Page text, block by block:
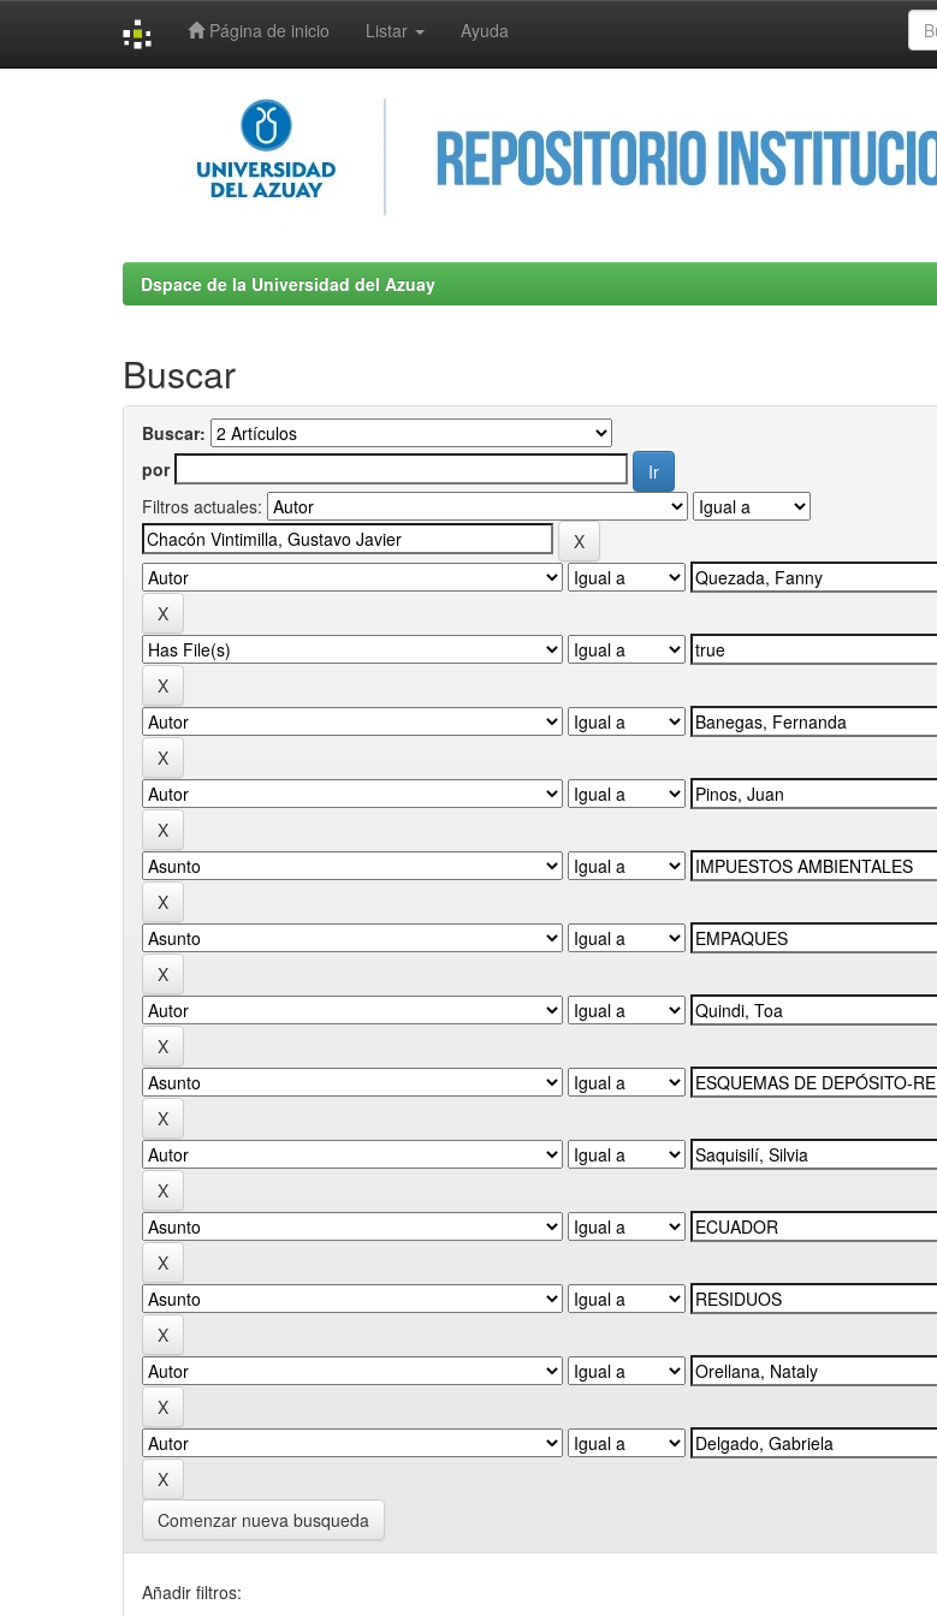
Página de inicio Listar Ayuda
Dspace de la Universidad del Azuay
Buscar
Buscar:
por
Filtros actuales:
Comenzar nueva busqueda
Añadir filtros: